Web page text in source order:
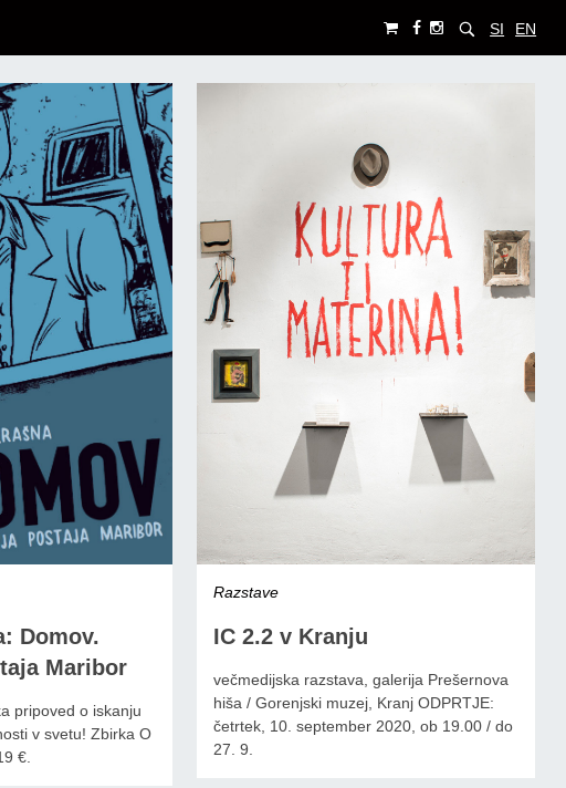
SI EN
Domov.
Maribor
pripoved o iskanju
v svetu! Zbirka O
€.
Razstave
IC 2.2 v Kranju
večmedijska razstava, galerija Prešernova
hiša / Gorenjski muzej, Kranj ODPRTJE:
četrtek, 10. september 2020, ob 19.00 / do
27. 9.